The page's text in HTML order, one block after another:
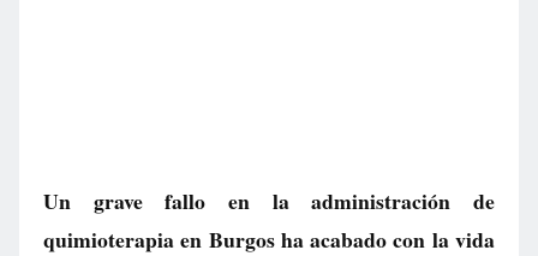
Un grave fallo en la administración de
quimioterapia en Burgos ha acabado con la vida